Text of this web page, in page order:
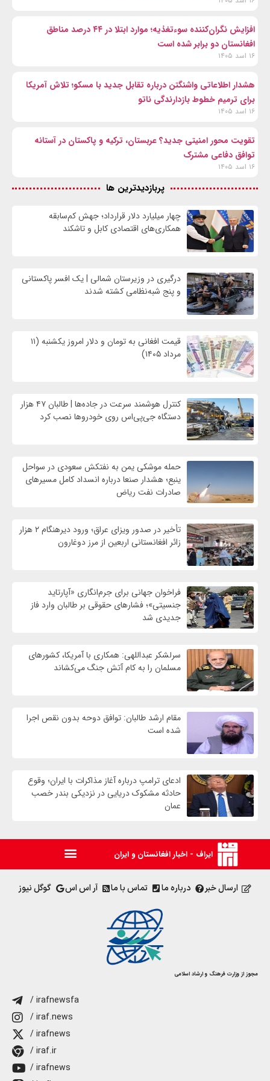
افزایش نگران‌کننده سوءتغذیه؛ موارد ابتلا در ۴۴ درصد مناطق
افغانستان دو برابر شده است
۱۶ اسد ۱۴۰۵
هشدار اطلاعاتی واشنگتن درباره تقابل جدید با مسکو؛ تلاش آمریکا
برای ترمیم خطوط بازدارندگی ناتو
۱۶ اسد ۱۴۰۵
تقویت محور امنیتی جدید؟ عربستان، ترکیه و پاکستان در آستانه
توافق دفاعی مشترک
۱۶ اسد ۱۴۰۵
پربازدیدترین ها
چهار میلیارد دلار قرارداد؛ جهش کم‌سابقه
همکاری‌های اقتصادی کابل و تاشکند
درگیری در وزیرستان شمالی | یک افسر پاکستانی
و پنج شبه‌نظامی کشته شدند
قیمت افغانی به تومان و دلار امروز یکشنبه (۱۱
مرداد ۱۴۰۵)
کنترل هوشمند سرعت در جاده‌ها | طالبان ۴۷ هزار
دستگاه جی‌پی‌اس روی خودروها نصب کرد
حمله موشکی یمن به نفتکش سعودی در سواحل
ینبع؛ هشدار صنعا درباره انسداد کامل مسیرهای
صادرات نفت ریاض
تأخیر در صدور ویزای عراق؛ ورود دیرهنگام ۲ هزار
زائر افغانستانی اربعین از مرز دوغارون
فراخوان جهانی برای جرم‌انگاری «آپارتاید
جنسیتی»؛ فشارهای حقوقی بر طالبان وارد فاز
جدیدی شد
سرلشکر عبداللهی: همکاری با آمریکا، کشورهای
مسلمان را به کام آتش جنگ می‌کشاند
مقام ارشد طالبان: توافق دوحه بدون نقص اجرا
شده است
ادعای ترامپ درباره آغاز مذاکرات با ایران؛ وقوع
حادثه مشکوک دریایی در نزدیکی بندر خصب
عمان
ایراف - اخبار افغانستان و ایران
ارسال خبر درباره ما تماس با ما آر اس اس گوگل نیوز
مجوز از وزارت فرهنگ و ارشاد اسلامی
/ irafnewsfa
/ iraf.news
/ irafnews
/ iraf.ir
/ irafnews